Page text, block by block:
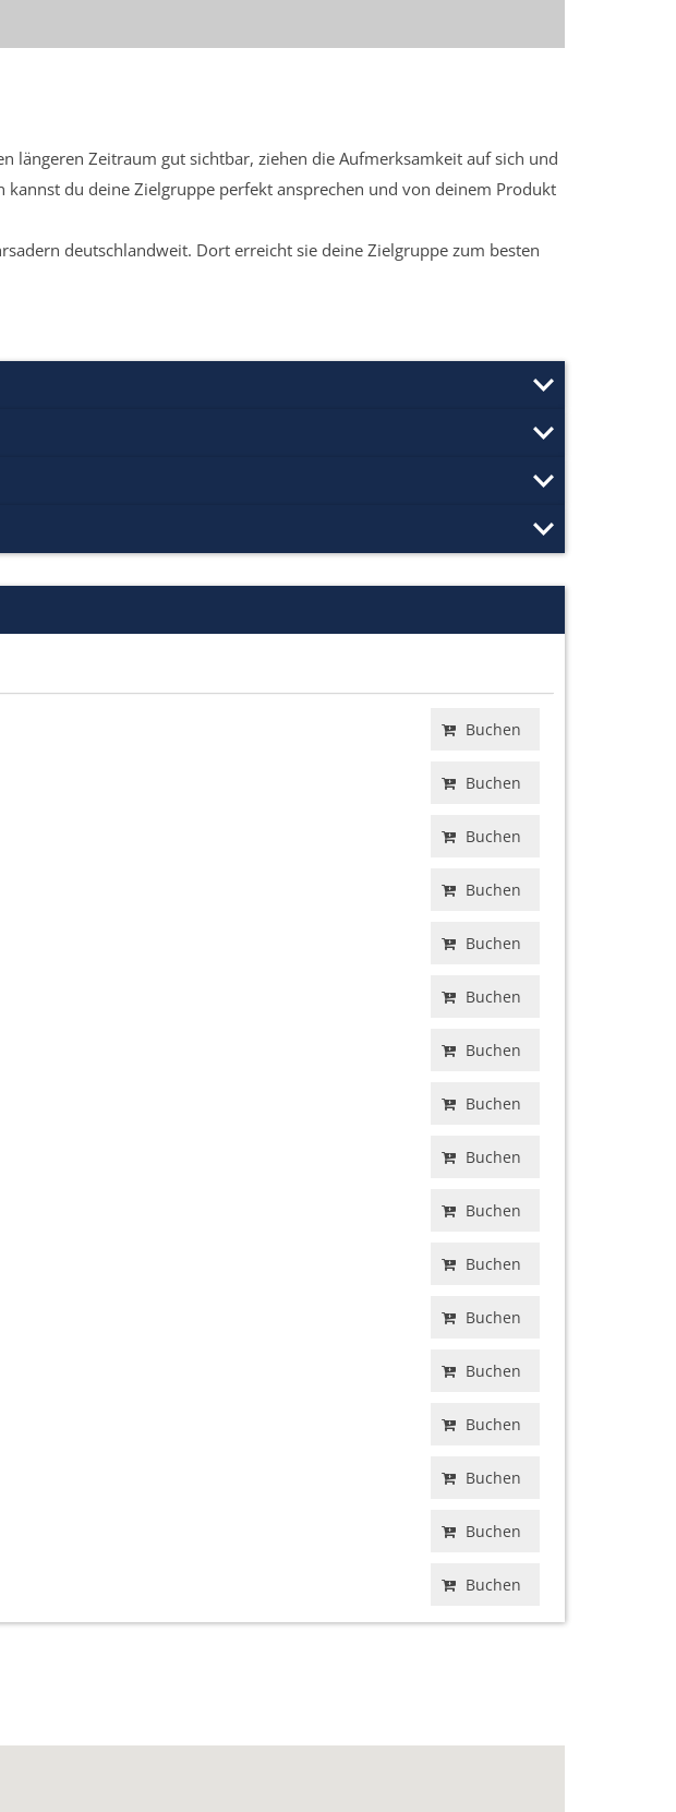
längeren Zeitraum gut sichtbar, ziehen die Aufmerksamkeit auf sich und
du deine Zielgruppe perfekt ansprechen und von deinem Produkt
deutschlandweit. Dort erreicht sie deine Zielgruppe zum besten
Buchen
Buchen
Buchen
Buchen
Buchen
Buchen
Buchen
Buchen
Buchen
Buchen
Buchen
Buchen
Buchen
Buchen
Buchen
Buchen
Buchen